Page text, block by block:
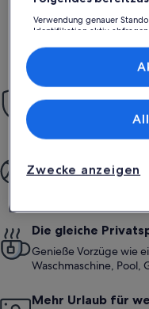
inger g.
Aufenthalt im Aug. 2024
Einfach sorglos
Mit unserer Mit-
um die Uhr
Von der Buchung bis
Die gleiche
Genieße Vorzüge wie
Waschmaschine, Pool,
Mehr Urlaub für
Verwendung genauer
Identifikation aktiv
Inhalte, Messung von
Zielgruppenforschung
Liste der Partner
Zwecke anzeigen